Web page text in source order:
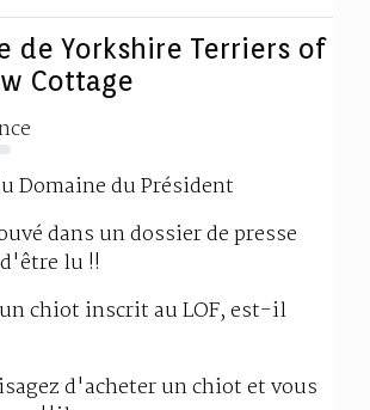
de Yorkshire Terriers of
Cottage
Domaine du Président
dans un dossier de presse
lu !!
chiot inscrit au LOF, est-il
d'acheter un chiot et vous